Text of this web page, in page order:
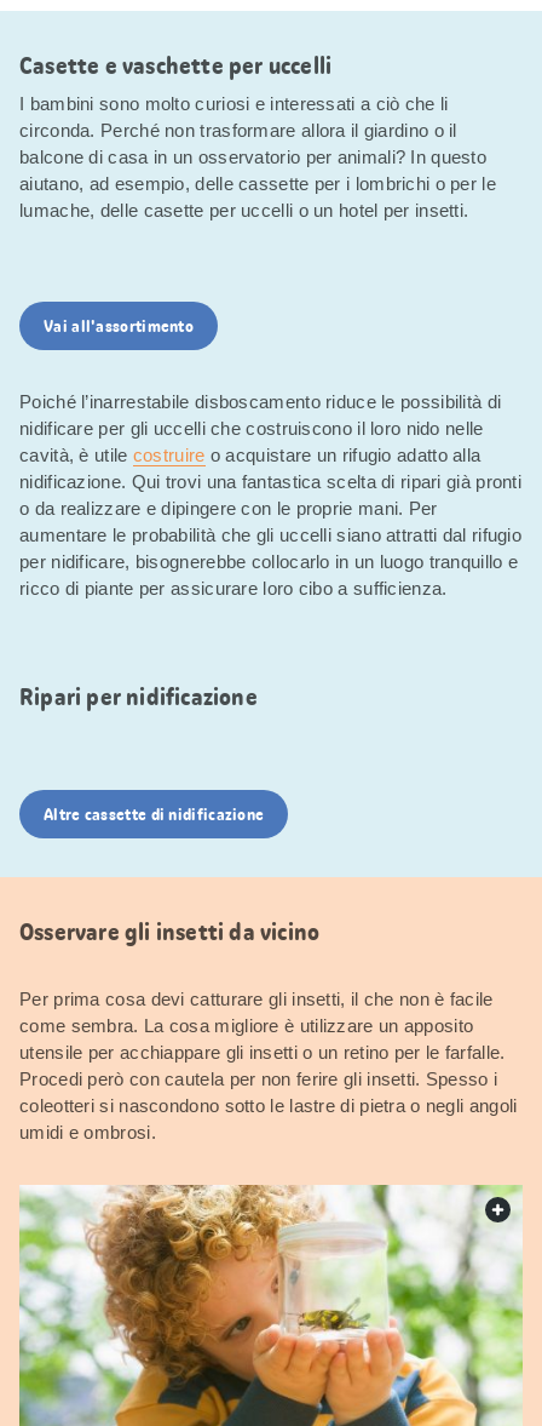
Casette e vaschette per uccelli
I bambini sono molto curiosi e interessati a ciò che li
circonda. Perché non trasformare allora il giardino o il
balcone di casa in un osservatorio per animali? In questo
aiutano, ad esempio, delle cassette per i lombrichi o per le
lumache, delle casette per uccelli o un hotel per insetti.
Vai all'assortimento
Poiché l’inarrestabile disboscamento riduce le possibilità di
nidificare per gli uccelli che costruiscono il loro nido nelle
cavità, è utile costruire o acquistare un rifugio adatto alla
nidificazione. Qui trovi una fantastica scelta di ripari già pronti
o da realizzare e dipingere con le proprie mani. Per
aumentare le probabilità che gli uccelli siano attratti dal rifugio
per nidificare, bisognerebbe collocarlo in un luogo tranquillo e
ricco di piante per assicurare loro cibo a sufficienza.
Ripari per nidificazione
Altre cassette di nidificazione
Osservare gli insetti da vicino
Per prima cosa devi catturare gli insetti, il che non è facile
come sembra. La cosa migliore è utilizzare un apposito
utensile per acchiappare gli insetti o un retino per le farfalle.
Procedi però con cautela per non ferire gli insetti. Spesso i
coleotteri si nascondono sotto le lastre di pietra o negli angoli
umidi e ombrosi.